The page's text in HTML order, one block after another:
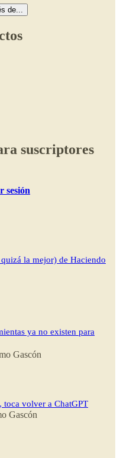
de...
suscriptores
sesión
la mejor) de Haciendo
ya no existen para
Gascón
toca volver a ChatGPT
Gascón